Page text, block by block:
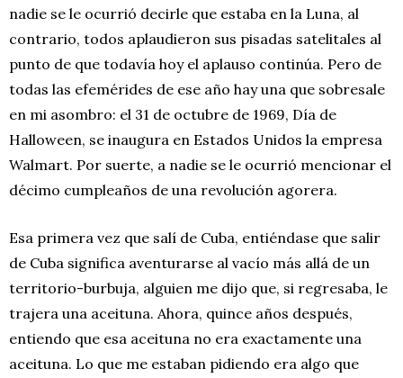
nadie se le ocurrió decirle que estaba en la Luna, al
contrario, todos aplaudieron sus pisadas satelitales al
punto de que todavía hoy el aplauso continúa. Pero de
todas las efemérides de ese año hay una que sobresale
en mi asombro: el 31 de octubre de 1969, Día de
Halloween, se inaugura en Estados Unidos la empresa
Walmart. Por suerte, a nadie se le ocurrió mencionar el
décimo cumpleaños de una revolución agorera.
Esa primera vez que salí de Cuba, entiéndase que salir
de Cuba significa aventurarse al vacío más allá de un
territorio-burbuja, alguien me dijo que, si regresaba, le
trajera una aceituna. Ahora, quince años después,
entiendo que esa aceituna no era exactamente una
aceituna. Lo que me estaban pidiendo era algo que